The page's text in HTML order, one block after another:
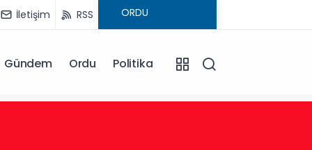
İletişim RSS
Gündem Ordu Politika